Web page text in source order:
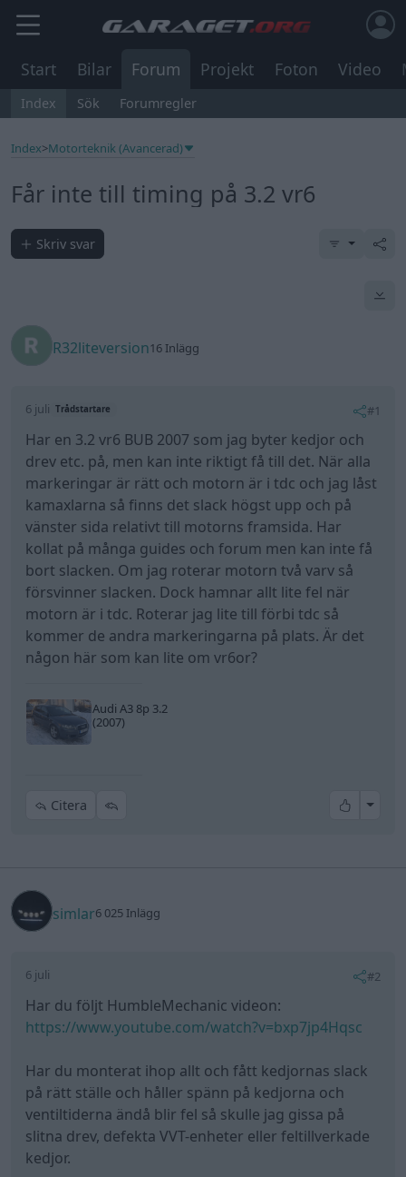
Start Bilar Forum Projekt Foton Video
Index Sök Forumregler
Index>Motorteknik (Avancerad)
Får inte till timing på 3.2 vr6
Skriv svar
R32liteversion16 Inlägg
6 juli Trådstartare #1
Har en 3.2 vr6 BUB 2007 som jag byter kedjor och
drev etc. på, men kan inte riktigt få till det. När alla
markeringar är rätt och motorn är i tdc och jag låst
kamaxlarna så finns det slack högst upp och på
vänster sida relativt till motorns framsida. Har
kollat på många guides och forum men kan inte få
bort slacken. Om jag roterar motorn två varv så
försvinner slacken. Dock hamnar allt lite fel när
motorn är i tdc. Roterar jag lite till förbi tdc så
kommer de andra markeringarna på plats. Är det
någon här som kan lite om vr6or?
Audi A3 8p 3.2
(2007)
Citera All
simlar6 025 Inlägg
6 juli #2
Har du följt HumbleMechanic videon:
https://www.youtube.com/watch?v=bxp7jp4Hqsc
Har du monterat ihop allt och fått kedjornas slack
på rätt ställe och håller spänn på kedjorna och
ventiltiderna ändå blir fel så skulle jag gissa på
slitna drev, defekta VVT-enheter eller feltillverkade
kedjor.